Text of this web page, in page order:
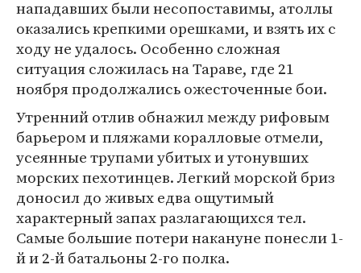
нападавших были несопоставимы, атоллы
оказались крепкими орешками, и взять их с
ходу не удалось. Особенно сложная
ситуация сложилась на Тараве, где 21
ноября продолжались ожесточенные бои.
Утренний отлив обнажил между рифовым
барьером и пляжами коралловые отмели,
усеянные трупами убитых и утонувших
морских пехотинцев. Легкий морской бриз
доносил до живых едва ощутимый
характерный запах разлагающихся тел.
Самые большие потери накануне понесли 1-
й и 2-й батальоны 2-го полка.